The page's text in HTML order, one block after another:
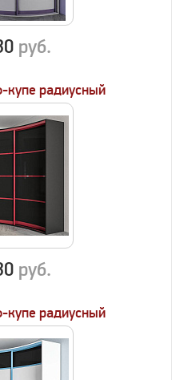
руб.
радиусный
руб.
радиусный